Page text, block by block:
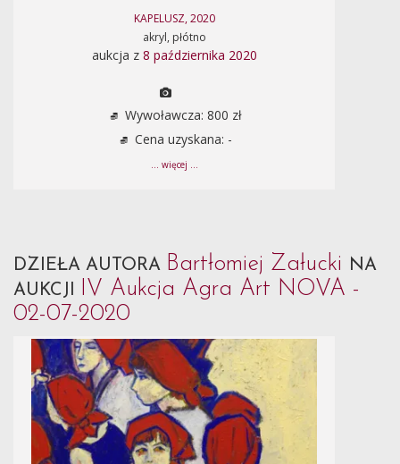
KAPELUSZ, 2020
akryl, płótno
aukcja z 8 października 2020
Wywoławcza: 800 zł
Cena uzyskana: -
... więcej ...
DZIEŁA AUTORA Bartłomiej Załucki NA
AUKCJI IV Aukcja Agra Art NOVA -
02-07-2020